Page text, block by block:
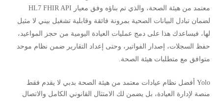
معتمد من هيئة الصحة، والذي تم بناؤه وفق معيار HL7 FHIR API
لضمان تبادل البيانات الصحية بمرونة فائقة وقابلية تشغيل بيني لا مثيل
لها، فيساعدك هذا على دمج عمليات العيادة اليومية من حجز المواعيد،
حفظ السجلات، إصدار الفواتير، وحتى إعداد التقارير ضمن نظام موحد
متوافق مع متطلبات هيئة الصحة.
Yolo أفضل نظام عيادات معتمد من هيئة الصحة بدبي لا يقدم فقط
منصة لإدارة العيادة، بل يضمن لك الامتثال القانوني الكامل والاتصال